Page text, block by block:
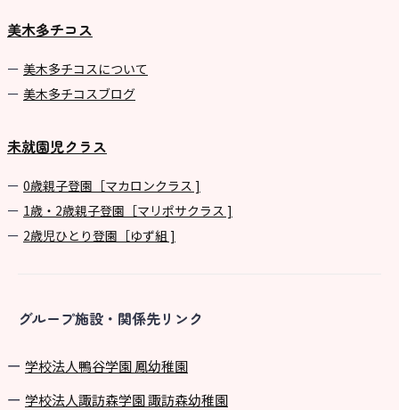
美木多チコス
美⽊多チコスについて
美⽊多チコスブログ
未就園児クラス
0歳親子登園［マカロンクラス ]
1歳・2歳親子登園［マリポサクラス ]
2歳児ひとり登園［ゆず組 ]
グループ施設・関係先リンク
学校法⼈鴨⾕学園 鳳幼稚園
学校法⼈諏訪森学園 諏訪森幼稚園